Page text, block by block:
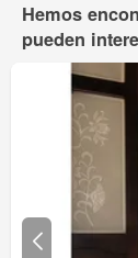
Hemos
pueden